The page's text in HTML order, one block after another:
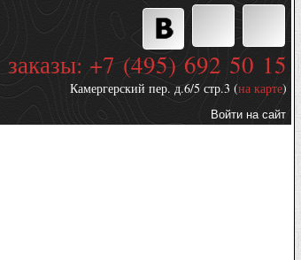
заказы: +7 (495) 692 50 15
Камергерский пер. д.6/5 стр.3 (на карте)
Дополнительные
Войти на сайт